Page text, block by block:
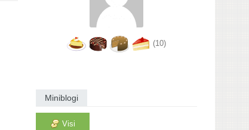
(10)
Miniblogi
Visi